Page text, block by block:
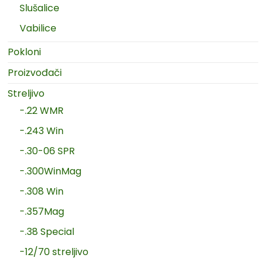
Slušalice
Vabilice
Pokloni
Proizvođači
Streljivo
-.22 WMR
-.243 Win
-.30-06 SPR
-.300WinMag
-.308 Win
-.357Mag
-.38 Special
-12/70 streljivo